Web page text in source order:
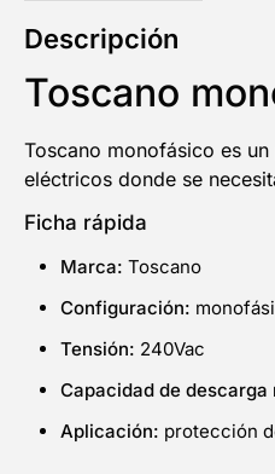
Descripción
Toscano
Toscano monofásico es
eléctricos donde se
Ficha rápida
Marca: Toscano
Configuración:
Tensión: 240Vac
Capacidad de descarga
Aplicación: protección